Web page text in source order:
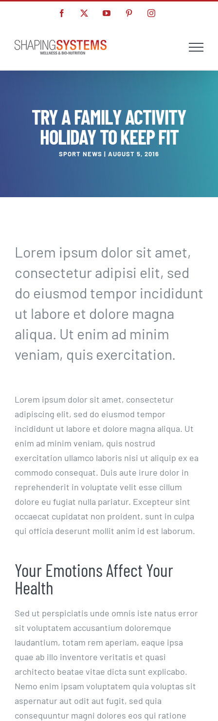
Facebook YouTube PinterestInstagram
TRY A FAMILY ACTIVITY
HOLIDAY TO KEEP FIT
SPORT NEWS | AUGUST 5, 2016
Lorem ipsum dolor sit amet,
consectetur adipisi elit, sed
do eiusmod tempor incididunt
ut labore et dolore magna
aliqua. Ut enim ad minim
veniam, quis exercitation.
Lorem ipsum dolor sit amet, consectetur
adipiscing elit, sed do eiusmod tempor
incididunt ut labore et dolore magna aliqua. Ut
enim ad minim veniam, quis nostrud
exercitation ullamco laboris nisi ut aliquip ex ea
commodo consequat. Duis aute irure dolor in
reprehenderit in voluptate velit esse cillum
dolore eu fugiat nulla pariatur. Excepteur sint
occaecat cupidatat non proident, sunt in culpa
qui officia deserunt mollit anim id est laborum.
Your Emotions Affect Your
Health
Sed ut perspiciatis unde omnis iste natus error
sit voluptatem accusantium doloremque
laudantium, totam rem aperiam, eaque ipsa
quae ab illo inventore veritatis et quasi
architecto beatae vitae dicta sunt explicabo.
Nemo enim ipsam voluptatem quia voluptas sit
aspernatur aut odit aut fugit, sed quia
consequuntur magni dolores eos qui ratione